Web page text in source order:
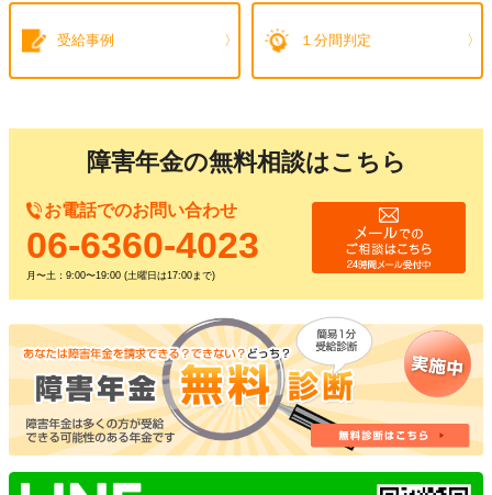
受給事例 １分間判定
障害年金の無料相談はこちら
お電話でのお問い合わせ
06-6360-4023
月〜土：9:00〜19:00 (土曜日は17:00まで)